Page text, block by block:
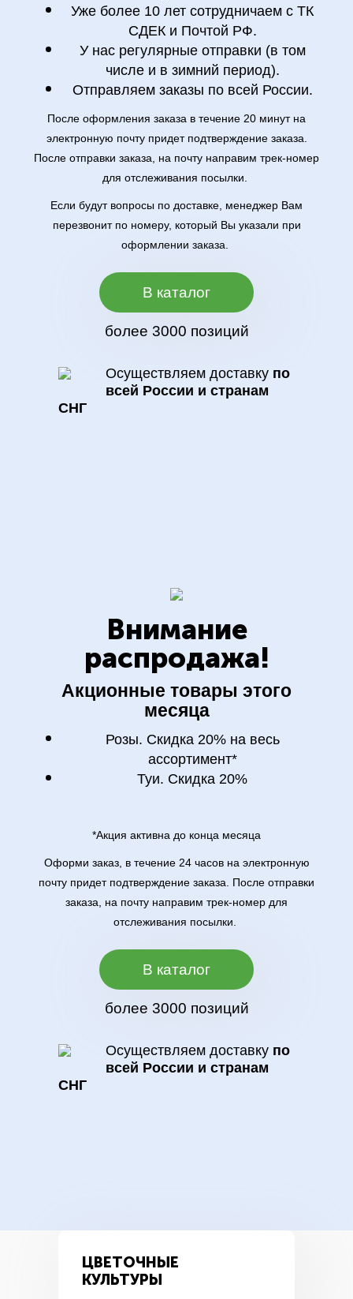
Уже более 10 лет сотрудничаем с ТК
СДЕК и Почтой РФ.
У нас регулярные отправки (в том
числе и в зимний период).
Отправляем заказы по всей России.
После оформления заказа в течение 20 минут на
электронную почту придет подтверждение заказа.
После отправки заказа, на почту направим трек-номер
для отслеживания посылки.
Если будут вопросы по доставке, менеджер Вам
перезвонит по номеру, который Вы указали при
оформлении заказа.
В каталог
более 3000 позиций
Осуществляем доставку по
всей России и странам
СНГ
Внимание
распродажа!
Акционные товары этого
месяца
Розы. Скидка 20% на весь
ассортимент*
Туи. Скидка 20%
*Акция активна до конца месяца
Оформи заказ, в течение 24 часов на электронную
почту придет подтверждение заказа. После отправки
заказа, на почту направим трек-номер для
отслеживания посылки.
В каталог
более 3000 позиций
Осуществляем доставку по
всей России и странам
СНГ
ЦВЕТОЧНЫЕ
КУЛЬТУРЫ